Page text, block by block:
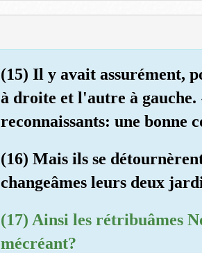
(15) Il y avait assurément,
à droite et l'autre à gauche.
reconnaissants: une bonne
(16) Mais ils se
changeâmes leurs deux
(17) Ainsi les rétribuâmes
mécréant?